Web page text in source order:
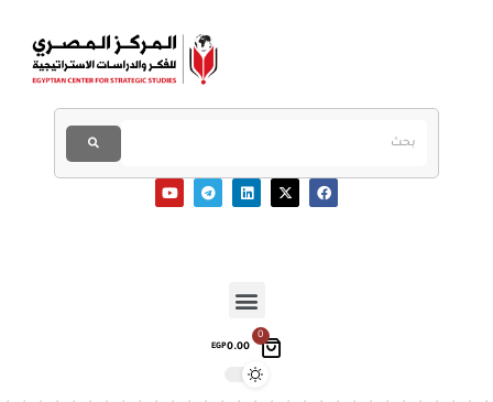
0
EGP0.00